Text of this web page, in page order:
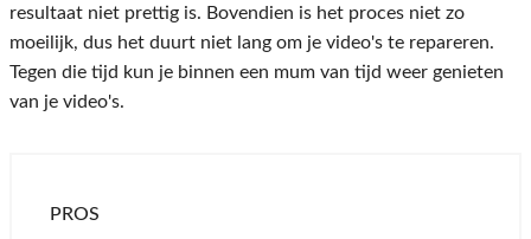
resultaat niet prettig is. Bovendien is het proces niet zo
moeilijk, dus het duurt niet lang om je video's te repareren.
Tegen die tijd kun je binnen een mum van tijd weer genieten
van je video's.
PROS